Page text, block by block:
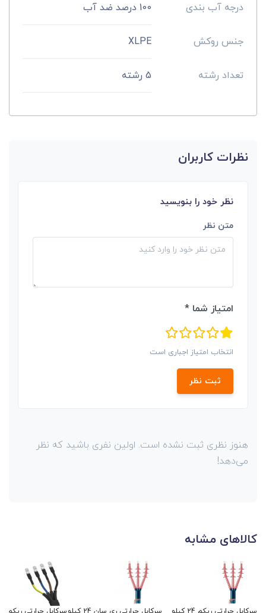
درجه آب بندی 100 درصد ضد آب
جنس روکش XLPE
تعداد رشته 5 رشته
نظرات کاربران
نظر خود را بنویسید
متن نظر
امتیاز شما *
انتخاب امتیاز اجباری است
ثبت نظر
هنوز نظری ثبت نشده است. اولین نفری باشید که نظر
می‌دهد!
کالاهای مشابه